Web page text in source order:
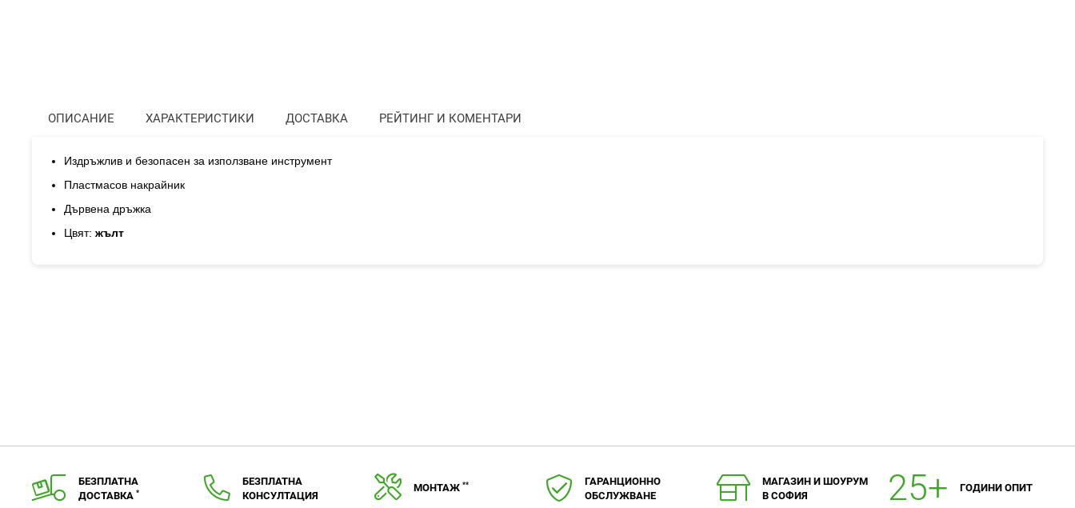
снимки
ОПИСАНИЕ
Издръжлив и безопасен за използване инструмент
Пластмасов накрайник
Дървена дръжка
Цвят: жълт
ХАРАКТЕРИСТИКИ ДОСТАВКА РЕЙТИНГ И КОМЕНТАРИ
БЕЗПЛАТНА
ДОСТАВКА *
БЕЗПЛАТНА
КОНСУЛТАЦИЯ
МОНТАЖ **
ГАРАНЦИОННО
ОБСЛУЖВАНЕ
МАГАЗИН И ШОУРУМ
В СОФИЯ
ГОДИНИ ОПИТ